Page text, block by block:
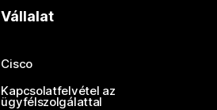
Vállalat
Cisco
Kapcsolatfelvétel az
ügyfélszolgálattal